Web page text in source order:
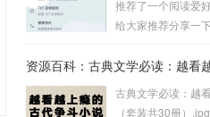
非...
ttps://
推荐了一个阅读爱
给大家推荐分享一
这个App吧，这是
很久了，现在还在
古典文学必读：越
（套装共30册）